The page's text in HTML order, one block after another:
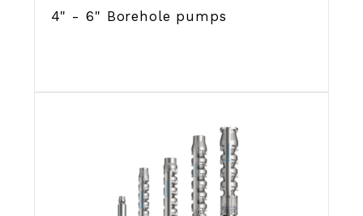
4" - 6" Borehole pumps